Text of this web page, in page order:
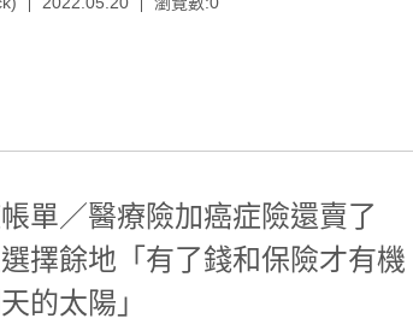
單／醫療險加癌症險還賣了
擇餘地「有了錢和保險才有機
的太陽」